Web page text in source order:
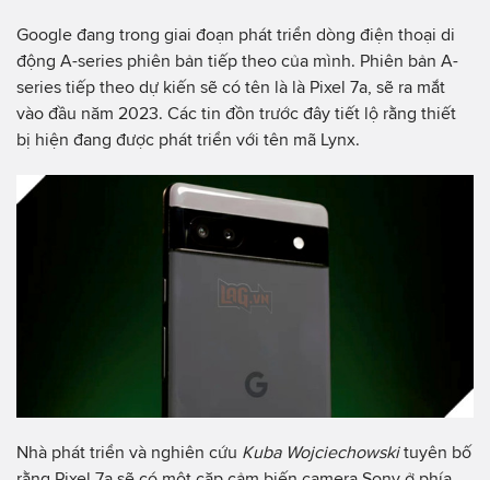
Google đang trong giai đoạn phát triển dòng điện thoại di
động A-series phiên bản tiếp theo của mình. Phiên bản A-
series tiếp theo dự kiến ​sẽ có tên là là Pixel 7a, sẽ ra mắt
vào đầu năm 2023. Các tin đồn trước đây tiết lộ rằng thiết
bị hiện đang được phát triển với tên mã Lynx.
Nhà phát triển và nghiên cứu Kuba Wojciechowskituyên bố